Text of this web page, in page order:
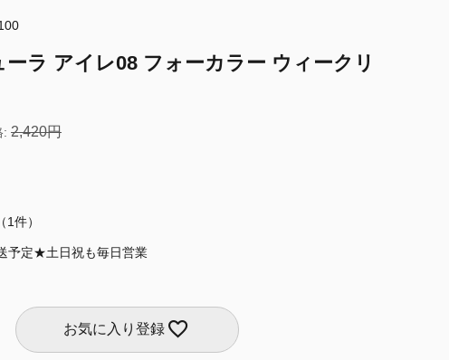
ラ アイレ08 フォーカラー ウィークリ
: 2,420
1
予定★土日祝も毎日営業
お気に入り登録